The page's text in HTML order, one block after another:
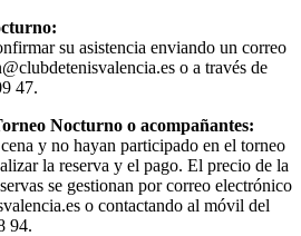
su asistencia enviando un correo
o a través de
47.
Nocturno o acompañantes:
y no hayan participado en el torneo
la reserva y el pago. El precio de la
se gestionan por correo electrónico
o contactando al móvil del
94.